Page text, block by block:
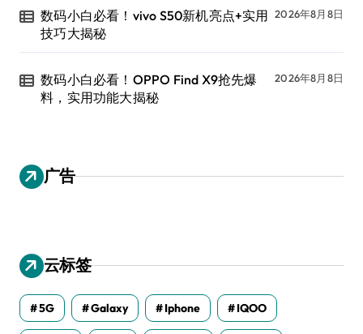
数码小白必看！vivo S50新机亮点+实用
技巧大揭秘
2026年8月8日
数码小白必看！OPPO Find X9抢先爆
料，实用功能大揭秘
2026年8月8日
广告
云标签
5G Galaxy Iphone IQOO